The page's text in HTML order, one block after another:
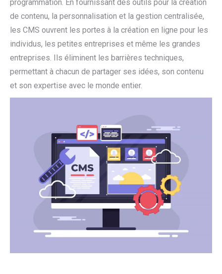
programmation. En fournissant des outils pour la création
de contenu, la personnalisation et la gestion centralisée,
les CMS ouvrent les portes à la création en ligne pour les
individus, les petites entreprises et même les grandes
entreprises. Ils éliminent les barrières techniques,
permettant à chacun de partager ses idées, son contenu
et son expertise avec le monde entier.